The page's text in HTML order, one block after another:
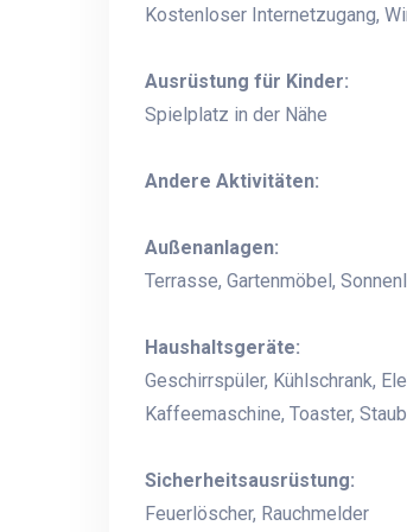
Kostenloser Internetzugang,
Ausrüstung für Kinder:
Spielplatz in der Nähe
Andere Aktivitäten:
Außenanlagen:
Terrasse, Gartenmöbel,
Haushaltsgeräte:
Geschirrspüler, Kühlschrank,
Kaffeemaschine, Toaster,
Sicherheitsausrüstung:
Feuerlöscher, Rauchmelder